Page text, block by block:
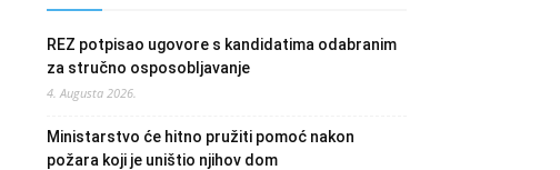
REZ potpisao ugovore s kandidatima odabranim
za stručno osposobljavanje
4. Augusta 2026.
Ministarstvo će hitno pružiti pomoć nakon
požara koji je uništio njihov dom